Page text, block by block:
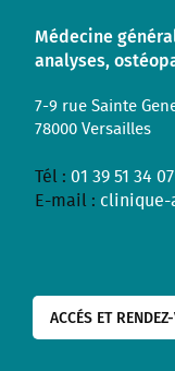
Médecine
analyses,
7-9 rue Sainte
78000Versailles
Tél : 01 39 51 34 07
E-mail : clinique-
ACCÉS ET